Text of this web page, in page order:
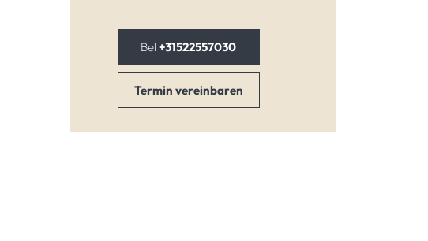
Bel +31522557030
Termin vereinbaren